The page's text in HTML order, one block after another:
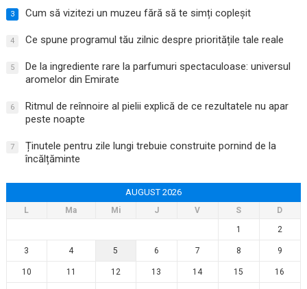
3 Cum să vizitezi un muzeu fără să te simți copleșit
4 Ce spune programul tău zilnic despre prioritățile tale reale
5
De la ingrediente rare la parfumuri spectaculoase: universul
aromelor din Emirate
6
Ritmul de reînnoire al pielii explică de ce rezultatele nu apar
peste noapte
7
Ținutele pentru zile lungi trebuie construite pornind de la
încălțăminte
AUGUST 2026
L Ma Mi J V S
D
1
2
3 4 5 6 7 8 9
10 11 12 13 14 15 16